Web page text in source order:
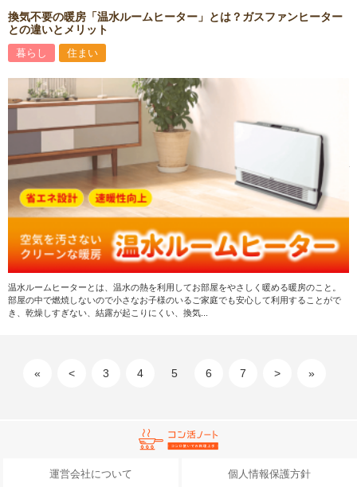
換気不要の暖房「温水ルームヒーター」とは？ガスファンヒーター
との違いとメリット
暮らし 住まい
温水ルームヒーターとは、温水の熱を利用してお部屋をやさしく暖める暖房のこと。
部屋の中で燃焼しないので小さなお子様のいるご家庭でも安心して利用することがで
き、乾燥しすぎない、結露が起こりにくい、換気...
« < 3 4 5 6 7 > »
運営会社について 個人情報保護方針